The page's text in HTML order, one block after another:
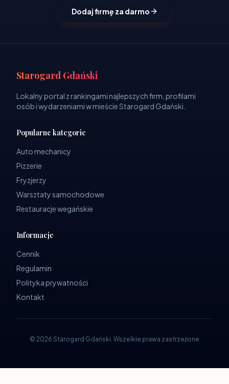
Dodaj firmę za darmo
Starogard Gdański
Lokalny portal z rankingami najlepszych firm, profilami
osób i wydarzeniami w mieście Starogard Gdański.
Popularne kategorie
Auto mechanicy
Pizzerie
Fryzjerzy
Warsztaty samochodowe
Restauracje wegańskie
Informacje
Cennik
Regulamin
Polityka prywatności
Kontakt
© 2026 Starogard Gdański. Wszelkie prawa zastrzeżone